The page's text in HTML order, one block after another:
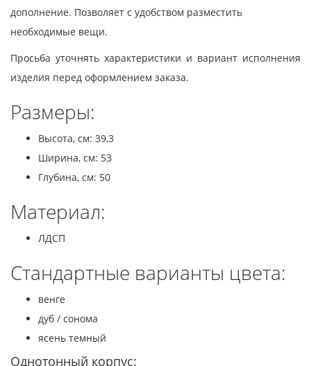
дополнение. Позволяет с удобством разместить
необходимые вещи.
Просьба уточнять характеристики и вариант исполнения
изделия перед оформлением заказа.
Размеры:
Высота, см: 39,3
Ширина, см: 53
Глубина, см: 50
Материал:
ЛДСП
Стандартные варианты цвета:
венге
дуб / сонома
ясень темный
Однотонный корпус: